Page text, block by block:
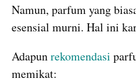
Namun, parfum yang
esensial murni. Hal ini
Adapun rekomendasi
memikat: